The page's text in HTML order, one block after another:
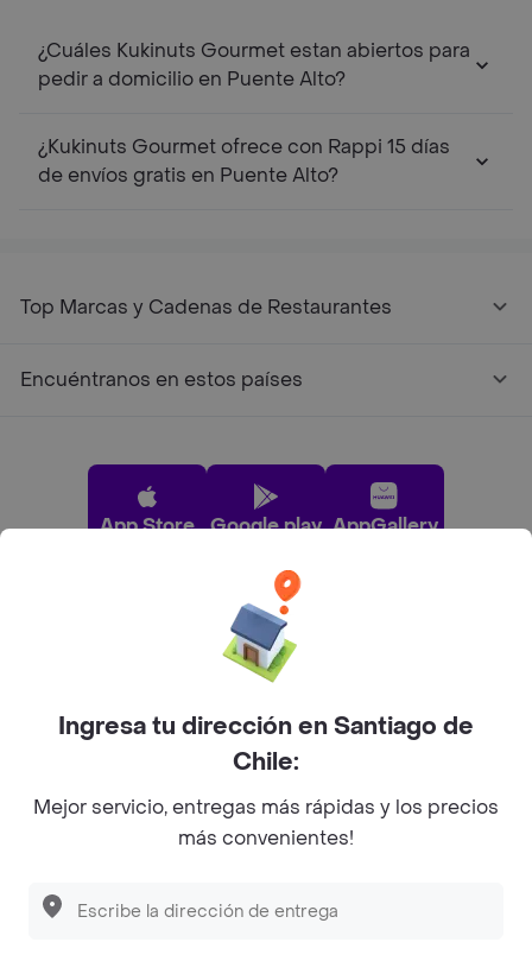
Descubre las PROMOCIONES que tenemos
¿Cuáles Kukinuts Gourmet estan abiertos para
pedir a domicilio en Puente Alto?
¿Kukinuts Gourmet ofrece con Rappi 15 días
de envíos gratis en Puente Alto?
Top Marcas y Cadenas de Restaurantes
Encuéntranos en estos países
App Store Google play AppGallery
Pide tu comida favorita cerca de ti
Categorías
Ingresa tu dirección en Santiago de
Chile:
Mejor servicio, entregas más rápidas y los precios
más convenientes!